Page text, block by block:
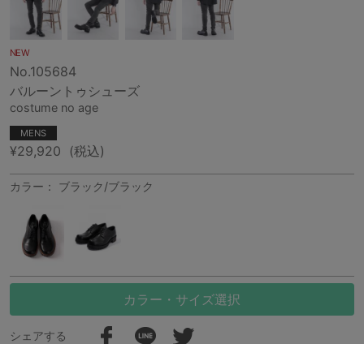
NEW
No.105684
バルーントゥシューズ
costume no age
MENS
¥29,920 (税込)
カラー： ブラック/ブラック
カラー・サイズ選択
シェアする